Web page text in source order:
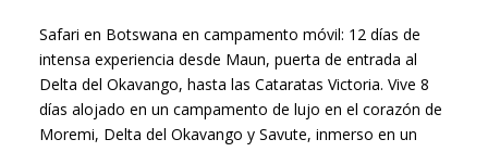
Safari en Botswana en campamento móvil: 12 días de
intensa experiencia desde Maun, puerta de entrada al
Delta del Okavango, hasta las Cataratas Victoria. Vive 8
días alojado en un campamento de lujo en el corazón de
Moremi, Delta del Okavango y Savute, inmerso en un